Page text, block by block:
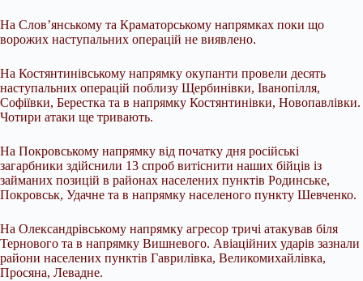
На Слов’янському та Краматорському напрямках поки що
ворожих наступальних операцій не виявлено.
На Костянтинівському напрямку окупанти провели десять
наступальних операцій поблизу Щербинівки, Іванопілля,
Софіївки, Берестка та в напрямку Костянтинівки, Новопавлівки.
Чотири атаки ще тривають.
На Покровському напрямку від початку дня російські
загарбники здійснили 13 спроб витіснити наших бійців із
займаних позицій в районах населених пунктів Родинське,
Покровськ, Удачне та в напрямку населеного пункту Шевченко.
На Олександрівському напрямку агресор тричі атакував біля
Тернового та в напрямку Вишневого. Авіаційних ударів зазнали
райони населених пунктів Гаврилівка, Великомихайлівка,
Просяна, Левадне.